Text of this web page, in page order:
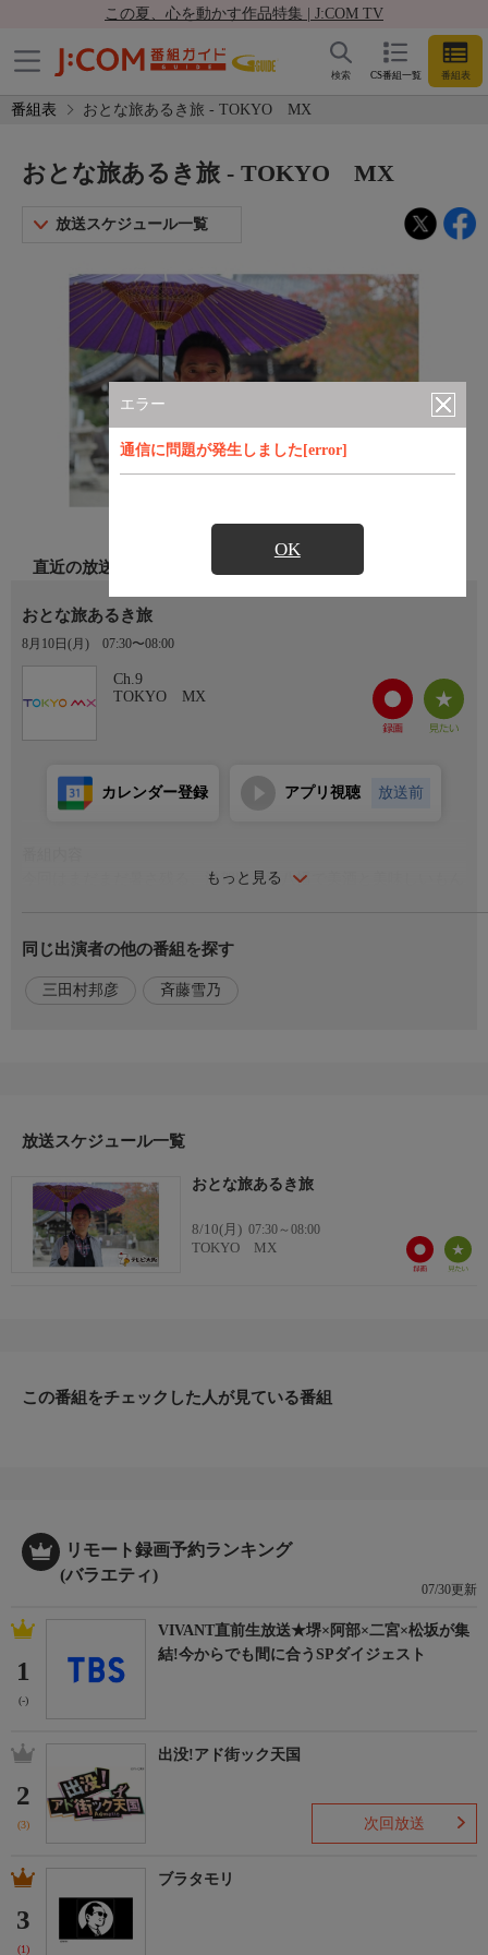
この夏、心を動かす作品特集 | J:COM TV
CS番組一覧 番組表
検索
番組表 おとな旅あるき旅 - TOKYO MX
エラー
通信に問題が発生しました[error]
OK
おとな旅あるき旅 - TOKYO MX
放送スケジュール一覧
直近の放送
おとな旅あるき旅
8月10日(月) 07:30〜08:00
Ch.9
TOKYO MX
もっと見る
カレンダー登録 アプリ視聴 放送前
今回はまだまだ暑さ残る、滋賀県近江八幡で美酒と美味しいもん
・穴場のテラスで沖島芋焼酎
・和カフェでうなぎ？関西風ひつまぶし
・こだわりの酒に出会える老舗酒店
【出演者】
【ゲスト】
斉藤雪乃
同じ出演者の他の番組を探す
三田村邦彦 斉藤雪乃
放送スケジュール一覧
おとな旅あるき旅
8/10(月) 07:30～08:00
TOKYO MX
この番組をチェックした人が見ている番組
リモート録画予約ランキング
(バラエティ)
07/30更新
1
(-)
VIVANT直前生放送★堺×阿部×二宮×松坂が集
結!今からでも間に合うSPダイジェスト
2
(3)
出没!アド街ック天国
次回放送
3
(1)
ブラタモリ